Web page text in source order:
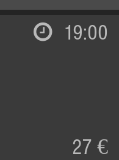
19:00
27 €